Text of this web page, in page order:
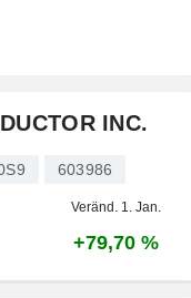
INC.
603986
Veränd. 1. Jan.
+79,70 %